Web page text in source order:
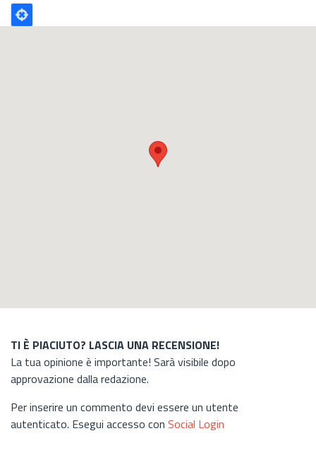
Poligono
GEO
TI È PIACIUTO? LASCIA UNA RECENSIONE!
La tua opinione è importante! Sarà visibile dopo
approvazione dalla redazione.
Per inserire un commento devi essere un utente
autenticato. Esegui accesso con Social Login